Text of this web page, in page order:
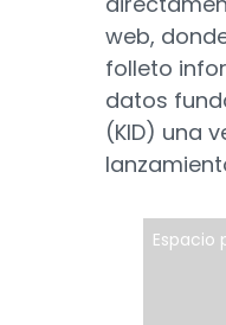
web,
folleto
datos
(KID) una
Espacio